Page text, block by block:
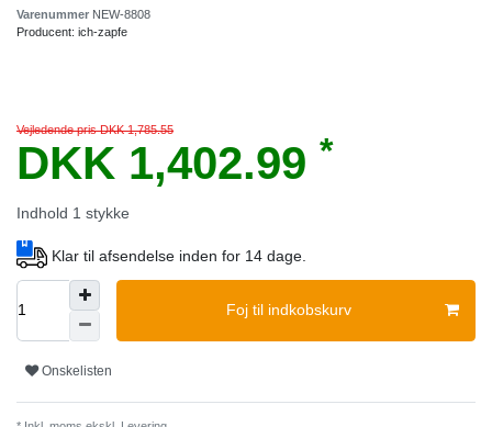
Varenummer NEW-8808
Producent: ich-zapfe
Vejledende pris DKK 1,785.55
DKK 1,402.99 *
Indhold 1 stykke
Klar til afsendelse inden for 14 dage.
Foj til indkobskurv
Onskelisten